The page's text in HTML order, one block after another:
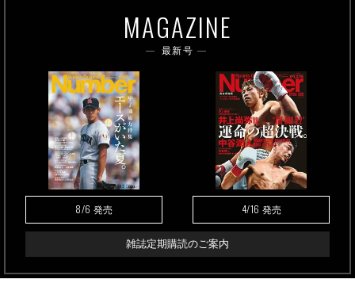
MAGAZINE
最新号
8/6 発売 4/16 発売
雑誌定期購読のご案内